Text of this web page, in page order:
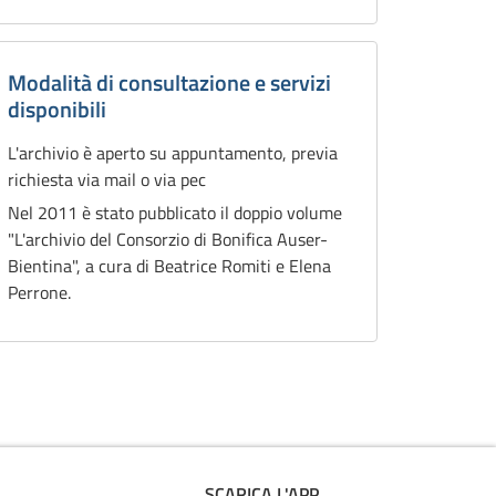
Modalità di consultazione e servizi
disponibili
L'archivio è aperto su appuntamento, previa
richiesta via mail o via pec
Nel 2011 è stato pubblicato il doppio volume
"L'archivio del Consorzio di Bonifica Auser-
Bientina", a cura di Beatrice Romiti e Elena
Perrone.